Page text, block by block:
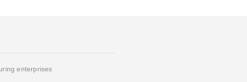
enterprises